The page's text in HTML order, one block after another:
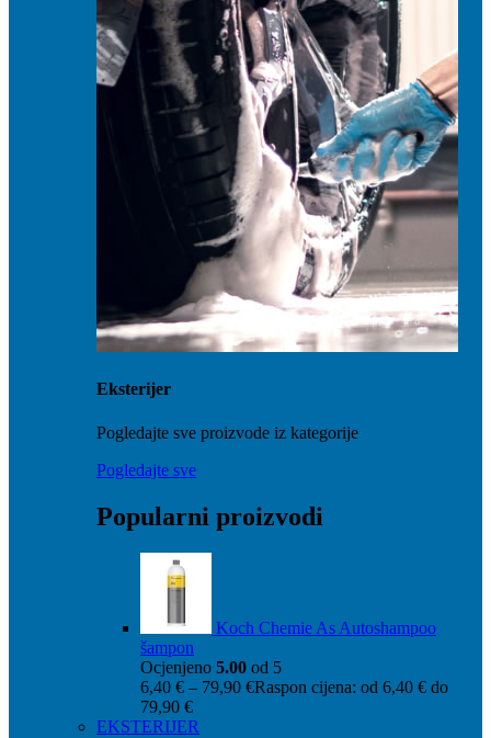
Eksterijer
Pogledajte sve proizvode iz kategorije
Pogledajte sve
Popularni proizvodi
Koch Chemie As Autoshampoo
šampon
Ocjenjeno 5.00 od 5
6,40 € – 79,90 €Raspon cijena: od 6,40 € do
79,90 €
EKSTERIJER